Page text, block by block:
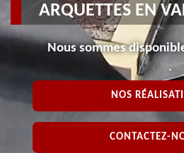
ARQUETTES EN
Nous sommes
NOS
CONTACTEZ-